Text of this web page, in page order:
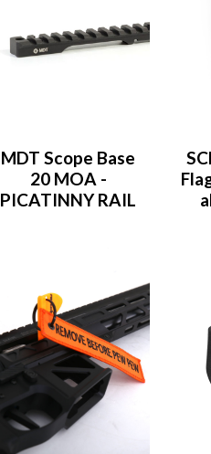
MDT Scope Base
20 MOA -
PICATINNY RAIL